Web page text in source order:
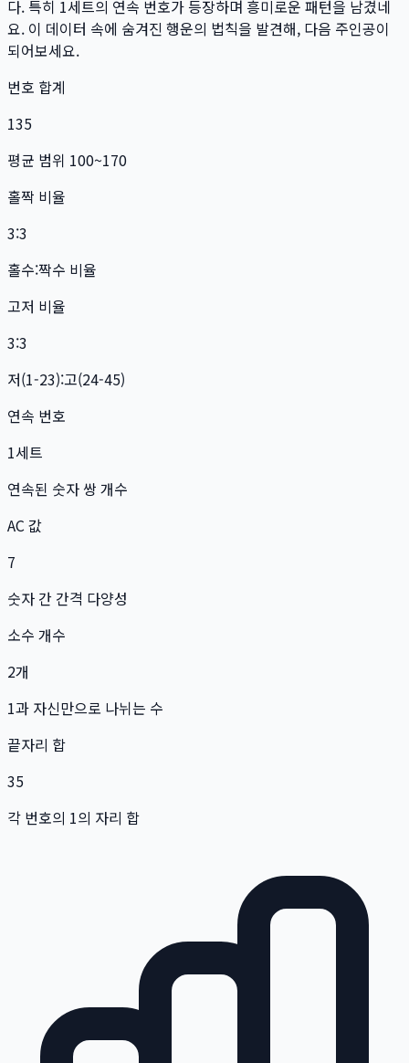
다. 특히 1세트의 연속 번호가 등장하며 흥미로운 패턴을 남겼네
요. 이 데이터 속에 숨겨진 행운의 법칙을 발견해, 다음 주인공이
되어보세요.
번호 합계
135
평균 범위 100~170
홀짝 비율
3:3
홀수:짝수 비율
고저 비율
3:3
저(1-23):고(24-45)
연속 번호
1세트
연속된 숫자 쌍 개수
AC 값
7
숫자 간 간격 다양성
소수 개수
2개
1과 자신만으로 나뉘는 수
끝자리 합
35
각 번호의 1의 자리 합